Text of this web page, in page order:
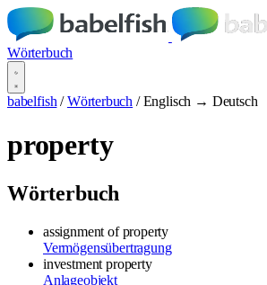
Wörterbuch
babelfish / Wörterbuch / Englisch → Deutsch
property
Wörterbuch
assignment of property
Vermögensübertragung
investment property
Anlageobjekt